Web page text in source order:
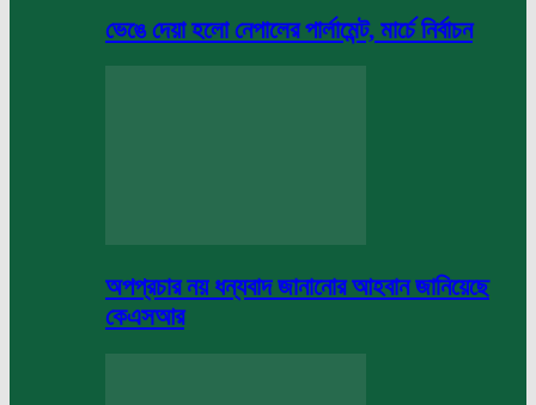
ভেঙে দেয়া হলো নেপালের পার্লামেন্ট, মার্চে নির্বাচন
অপপ্রচার নয় ধন্যবাদ জানানোর আহবান জানিয়েছে
কেএসআর